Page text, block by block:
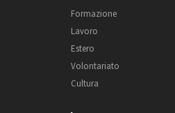
Formazione
Lavoro
Estero
Volontariato
Cultura